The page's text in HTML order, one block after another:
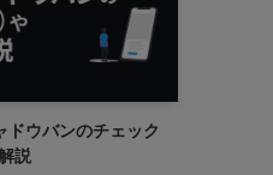
ドウバンのチェック
説